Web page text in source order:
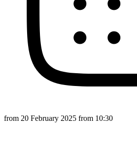
from 20 February 2025 from 10:30